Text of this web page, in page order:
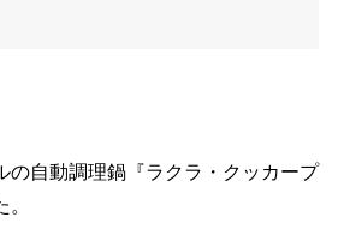
の自動調理鍋『ラクラ・クッカープ